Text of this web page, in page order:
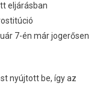
eljárásban
7-én már jogerősen
nyújtott be, így az